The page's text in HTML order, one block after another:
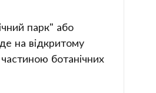
парк" або
на відкритому
ботанічних